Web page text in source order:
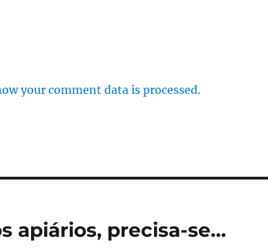
your comment data is processed.
apiários, precisa-se…